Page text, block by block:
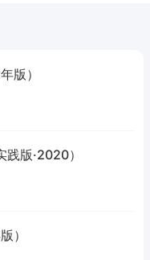
版）
版·2020）
）